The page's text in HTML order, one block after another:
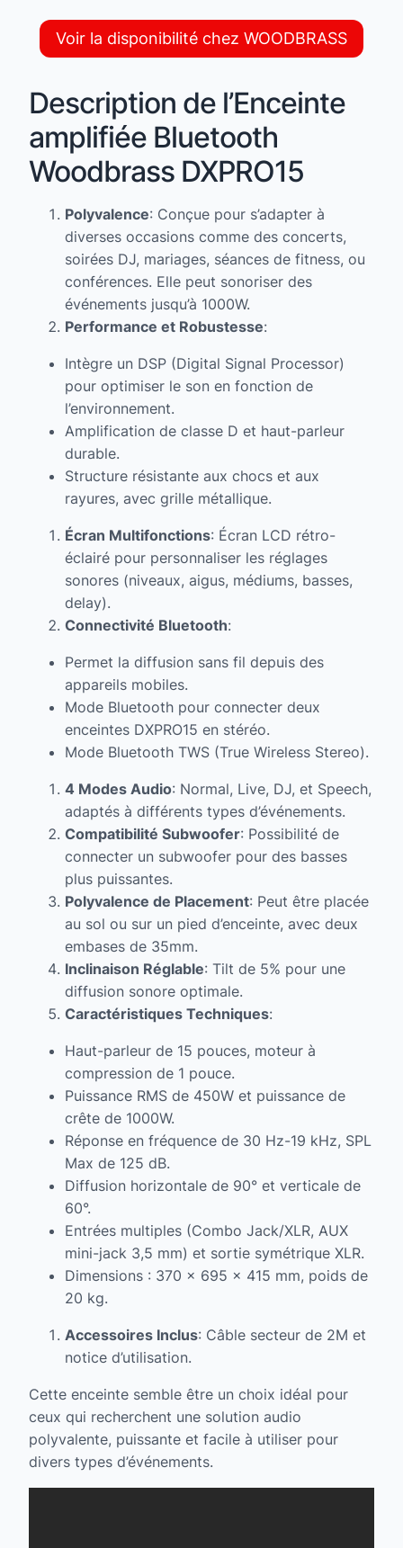
Voir la disponibilité chez WOODBRASS
Description de l’Enceinte
amplifiée Bluetooth
Woodbrass DXPRO15
Polyvalence: Conçue pour s’adapter à
diverses occasions comme des concerts,
soirées DJ, mariages, séances de fitness, ou
conférences. Elle peut sonoriser des
événements jusqu’à 1000W.
Performance et Robustesse:
Intègre un DSP (Digital Signal Processor)
pour optimiser le son en fonction de
l’environnement.
Amplification de classe D et haut-parleur
durable.
Structure résistante aux chocs et aux
rayures, avec grille métallique.
Écran Multifonctions: Écran LCD rétro-
éclairé pour personnaliser les réglages
sonores (niveaux, aigus, médiums, basses,
delay).
Connectivité Bluetooth:
Permet la diffusion sans fil depuis des
appareils mobiles.
Mode Bluetooth pour connecter deux
enceintes DXPRO15 en stéréo.
Mode Bluetooth TWS (True Wireless Stereo).
4 Modes Audio: Normal, Live, DJ, et Speech,
adaptés à différents types d’événements.
Compatibilité Subwoofer: Possibilité de
connecter un subwoofer pour des basses
plus puissantes.
Polyvalence de Placement: Peut être placée
au sol ou sur un pied d’enceinte, avec deux
embases de 35mm.
Inclinaison Réglable: Tilt de 5% pour une
diffusion sonore optimale.
Caractéristiques Techniques:
Haut-parleur de 15 pouces, moteur à
compression de 1 pouce.
Puissance RMS de 450W et puissance de
crête de 1000W.
Réponse en fréquence de 30 Hz-19 kHz, SPL
Max de 125 dB.
Diffusion horizontale de 90° et verticale de
60°.
Entrées multiples (Combo Jack/XLR, AUX
mini-jack 3,5 mm) et sortie symétrique XLR.
Dimensions : 370 x 695 x 415 mm, poids de
20 kg.
Accessoires Inclus: Câble secteur de 2M et
notice d’utilisation.
Cette enceinte semble être un choix idéal pour
ceux qui recherchent une solution audio
polyvalente, puissante et facile à utiliser pour
divers types d’événements.